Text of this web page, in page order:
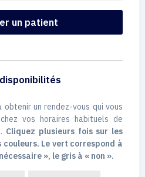
un patient
obtenir un rendez-vous qui vous
vos horaires habituels de
Cliquez plusieurs fois sur les
Le vert correspond à
», le gris à « non ».